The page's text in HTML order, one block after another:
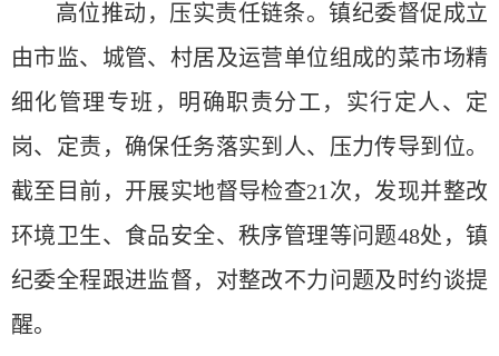
高位推动，压实责任链条。镇纪委督促成立
由市监、城管、村居及运营单位组成的菜市场精
细化管理专班，明确职责分工，实行定人、定
岗、定责，确保任务落实到人、压力传导到位。
截至目前，开展实地督导检查21次，发现并整改
环境卫生、食品安全、秩序管理等问题48处，镇
纪委全程跟进监督，对整改不力问题及时约谈提
醒。